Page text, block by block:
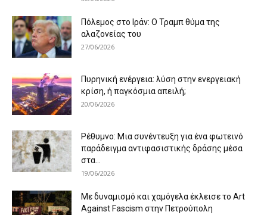
Πόλεμος στο Ιράν: Ο Τραμπ θύμα της
αλαζονείας του
27/06/2026
Πυρηνική ενέργεια: λύση στην ενεργειακή
κρίση, ή παγκόσμια απειλή;
20/06/2026
Ρέθυμνο: Μια συνέντευξη για ένα φωτεινό
παράδειγμα αντιφασιστικής δράσης μέσα
στα...
19/06/2026
Με δυναμισμό και χαμόγελα έκλεισε το Art
Against Fascism στην Πετρούπολη